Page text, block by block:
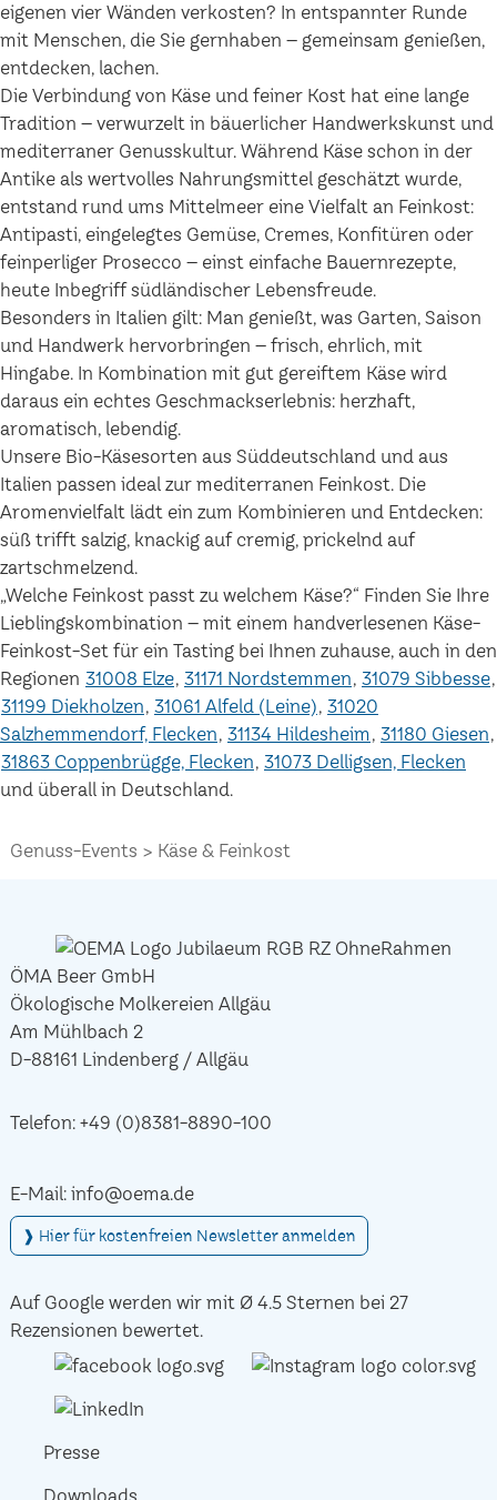
eigenen vier Wänden verkosten? In entspannter Runde
mit Menschen, die Sie gernhaben – gemeinsam genießen,
entdecken, lachen.
Die Verbindung von Käse und feiner Kost hat eine lange
Tradition – verwurzelt in bäuerlicher Handwerkskunst und
mediterraner Genusskultur. Während Käse schon in der
Antike als wertvolles Nahrungsmittel geschätzt wurde,
entstand rund ums Mittelmeer eine Vielfalt an Feinkost:
Antipasti, eingelegtes Gemüse, Cremes, Konfitüren oder
feinperliger Prosecco – einst einfache Bauernrezepte,
heute Inbegriff südländischer Lebensfreude.
Besonders in Italien gilt: Man genießt, was Garten, Saison
und Handwerk hervorbringen – frisch, ehrlich, mit
Hingabe. In Kombination mit gut gereiftem Käse wird
daraus ein echtes Geschmackserlebnis: herzhaft,
aromatisch, lebendig.
Unsere Bio-Käsesorten aus Süddeutschland und aus
Italien passen ideal zur mediterranen Feinkost. Die
Aromenvielfalt lädt ein zum Kombinieren und Entdecken:
süß trifft salzig, knackig auf cremig, prickelnd auf
zartschmelzend.
„Welche Feinkost passt zu welchem Käse?“ Finden Sie Ihre
Lieblingskombination – mit einem handverlesenen Käse-
Feinkost-Set für ein Tasting bei Ihnen zuhause, auch in den
Regionen 31008 Elze 31171 Nordstemmen 31079 Sibbesse
31199 Diekholzen 31061 Alfeld (Leine) 31020
Salzhemmendorf, Flecken 31134 Hildesheim 31180 Giesen
31863 Coppenbrügge, Flecken 31073 Delligsen, Flecken
und überall in Deutschland.
Genuss-Events Käse & Feinkost
ÖMA Beer GmbH
Ökologische Molkereien Allgäu
Am Mühlbach 2
D-88161 Lindenberg / Allgäu
Telefon: +49 (0)8381-8890-100
E-Mail: info@oema.de
❱ Hier für kostenfreien Newsletter anmelden
Auf Google werden wir mit Ø 4.5 Sternen bei 27
Rezensionen bewertet.
Presse
Downloads